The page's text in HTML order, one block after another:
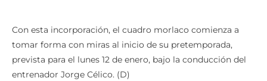
Con esta incorporación, el cuadro morlaco comienza a
tomar forma con miras al inicio de su pretemporada,
prevista para el lunes 12 de enero, bajo la conducción del
entrenador Jorge Célico. (D)